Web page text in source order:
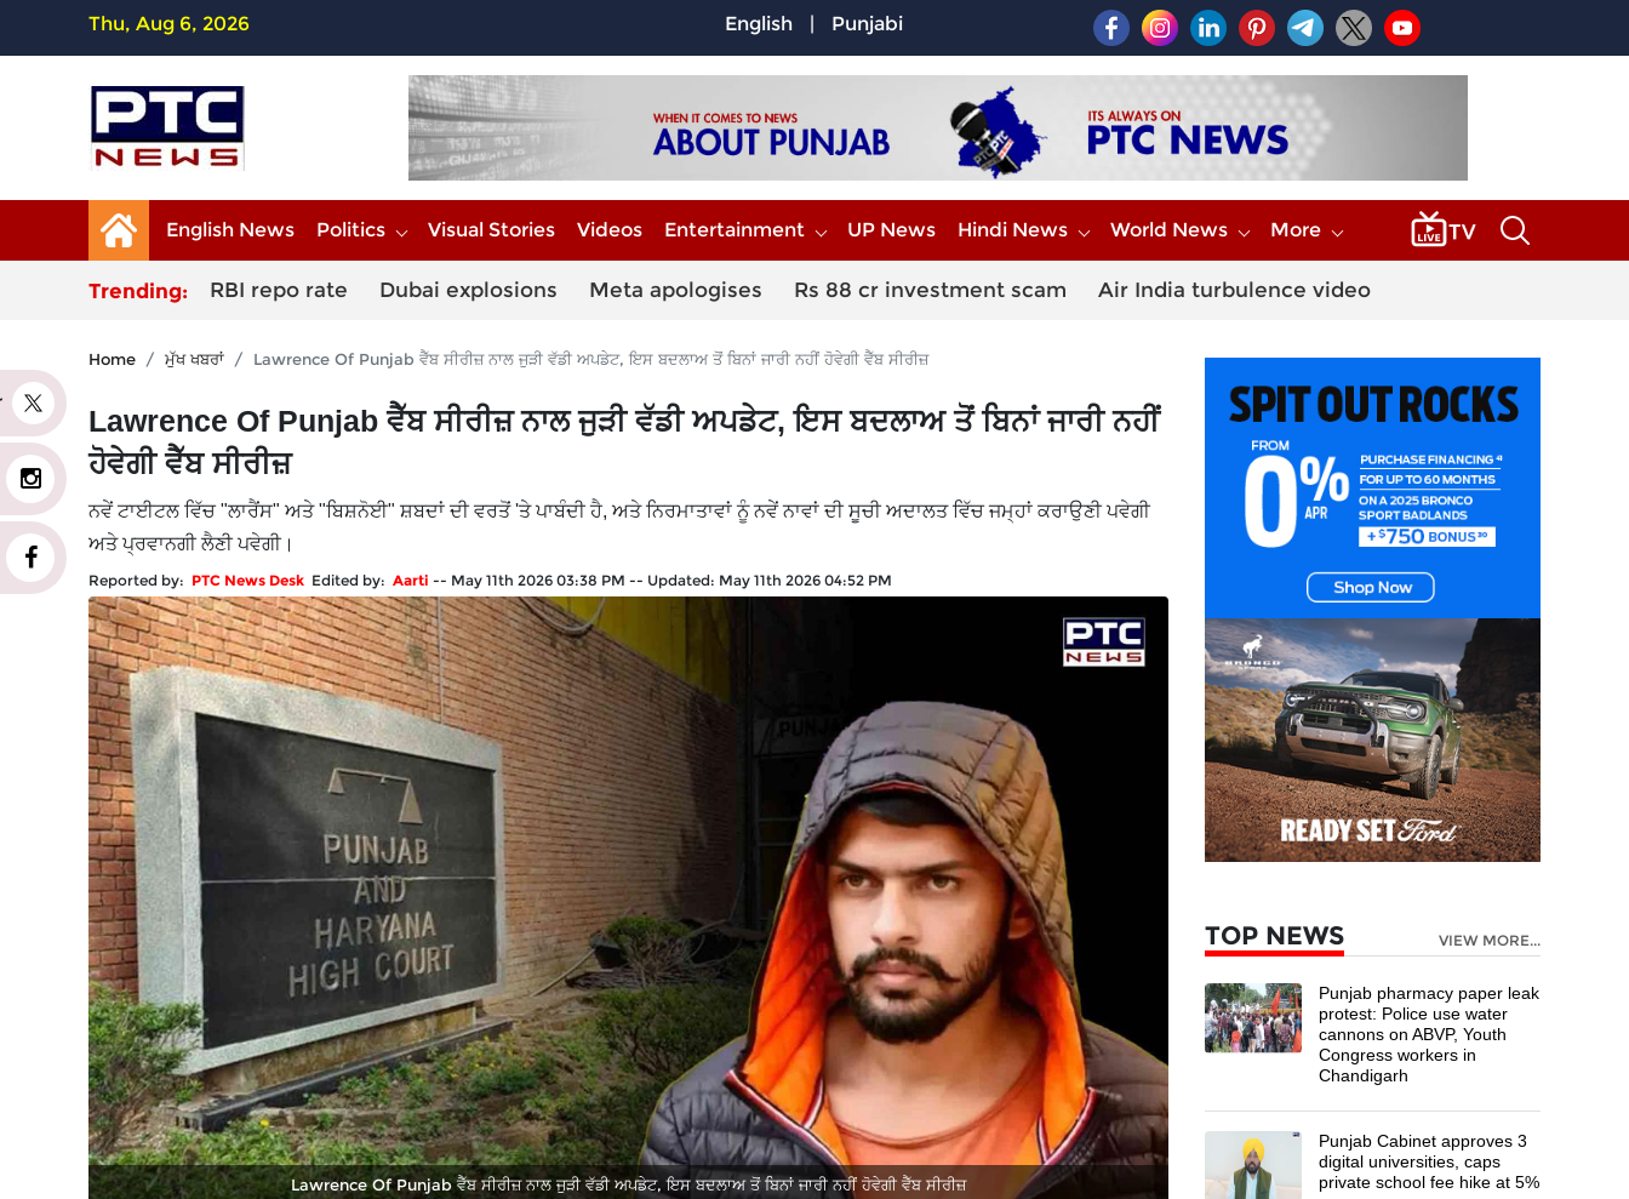
Thu, Aug 6, 2026 English | Punjabi
English News Politics Visual Stories Videos Entertainment UP News Hindi News World News More
Trending: RBI repo rate Dubai explosions Meta apologises Rs 88 cr investment scam Air India turbulence video
Home ਮੁੱਖ ਖਬਰਾਂ Lawrence Of Punjab ਵੈੱਬ ਸੀਰੀਜ਼ ਨਾਲ ਜੁੜੀ ਵੱਡੀ ਅਪਡੇਟ, ਇਸ ਬਦਲਾਅ ਤੋਂ ਬਿਨਾਂ ਜਾਰੀ ਨਹੀਂ ਹੋਵੇਗੀ ਵੈੱਬ ਸੀਰੀਜ਼
Lawrence Of Punjab ਵੈੱਬ ਸੀਰੀਜ਼ ਨਾਲ ਜੁੜੀ ਵੱਡੀ ਅਪਡੇਟ, ਇਸ ਬਦਲਾਅ ਤੋਂ ਬਿਨਾਂ ਜਾਰੀ ਨਹੀਂ
ਹੋਵੇਗੀ ਵੈੱਬ ਸੀਰੀਜ਼
ਨਵੇਂ ਟਾਈਟਲ ਵਿੱਚ "ਲਾਰੈਂਸ" ਅਤੇ "ਬਿਸ਼ਨੋਈ" ਸ਼ਬਦਾਂ ਦੀ ਵਰਤੋਂ 'ਤੇ ਪਾਬੰਦੀ ਹੈ, ਅਤੇ ਨਿਰਮਾਤਾਵਾਂ ਨੂੰ ਨਵੇਂ ਨਾਵਾਂ ਦੀ ਸੂਚੀ ਅਦਾਲਤ ਵਿੱਚ ਜਮ੍ਹਾਂ ਕਰਾਉਣੀ ਪਵੇਗੀ
ਅਤੇ ਪ੍ਰਵਾਨਗੀ ਲੈਣੀ ਪਵੇਗੀ।
Reported by: PTC News Desk Edited by: Aarti -- May 11th 2026 03:38 PM -- Updated: May 11th 2026 04:52 PM
Lawrence Of Punjab ਵੈੱਬ ਸੀਰੀਜ਼ ਨਾਲ ਜੁੜੀ ਵੱਡੀ ਅਪਡੇਟ, ਇਸ ਬਦਲਾਅ ਤੋਂ ਬਿਨਾਂ ਜਾਰੀ ਨਹੀਂ ਹੋਵੇਗੀ ਵੈੱਬ ਸੀਰੀਜ਼
TOP NEWS VIEW MORE...
Punjab pharmacy paper leak
protest: Police use water
cannons on ABVP, Youth
Congress workers in
Chandigarh
Punjab Cabinet approves 3
digital universities, caps
private school fee hike at 5%